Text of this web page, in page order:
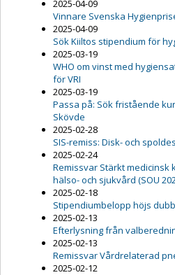
2025-04-09
Vinnare Svenska
2025-04-09
Sök Kiiltos stipendium för
2025-03-19
WHO om vinst med
för VRI
2025-03-19
Passa på: Sök fristående
Skövde
2025-02-28
SIS-remiss: Disk- och
2025-02-24
Remissvar Stärkt medicinsk
hälso- och sjukvård (SOU
2025-02-18
Stipendiumbelopp höjs
2025-02-13
Efterlysning från
2025-02-13
Remissvar Vårdrelaterad
2025-02-12